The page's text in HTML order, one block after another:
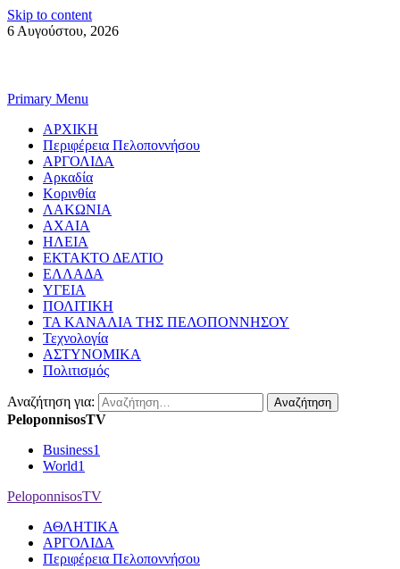
Skip to content
6 Αυγούστου, 2026
Primary Menu
ΑΡΧΙΚΗ
Περιφέρεια Πελοποννήσου
ΑΡΓΟΛΙΔΑ
Αρκαδία
Κορινθία
ΛΑΚΩΝΙΑ
ΑΧΑΙΑ
ΗΛΕΙΑ
ΕΚΤΑΚΤΟ ΔΕΛΤΙΟ
ΕΛΛΑΔΑ
ΥΓΕΙΑ
ΠΟΛΙΤΙΚΗ
ΤΑ ΚΑΝΑΛΙΑ ΤΗΣ ΠΕΛΟΠΟΝΝΗΣΟΥ
Τεχνολογία
ΑΣΤΥΝΟΜΙΚΑ
Πολιτισμός
Αναζήτηση για:
PeloponnisosTV
Business1
World1
PeloponnisosTV
ΑΘΛΗΤΙΚΑ
ΑΡΓΟΛΙΔΑ
Περιφέρεια Πελοποννήσου